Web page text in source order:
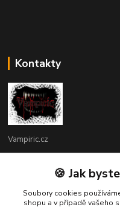
Kontakty
Vampiric.cz
+420 774 198 598
(Po-Pá, 9-16 hod.)
🍪 Jak
Soubory cookies
shopu a v případě vašeho